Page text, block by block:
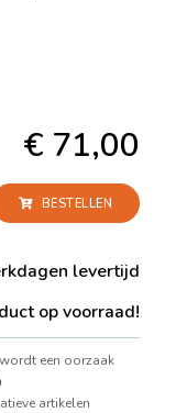
€ 71,00
BESTELLEN
levertijd
op voorraad!
een oorzaak
artikelen